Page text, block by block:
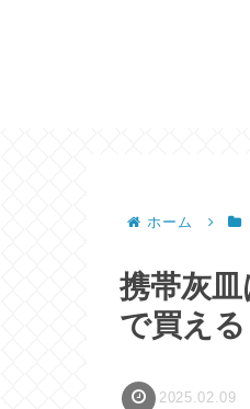
ホーム
携帯灰
で買える
2025.02.09